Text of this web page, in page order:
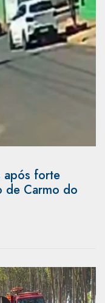
após forte
de Carmo do